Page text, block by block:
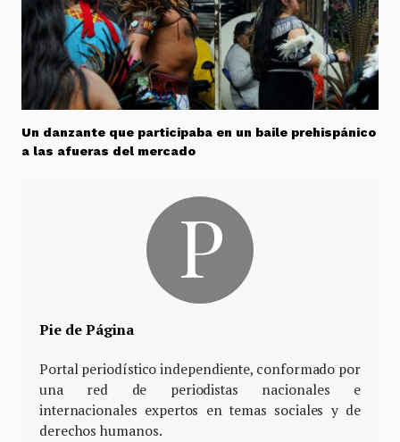
Un danzante que participaba en un baile prehispánico
a las afueras del mercado
Pie de Página
Portal periodístico independiente, conformado por
una red de periodistas nacionales e
internacionales expertos en temas sociales y de
derechos humanos.